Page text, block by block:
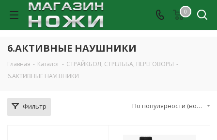
0
6.АКТИВНЫЕ НАУШНИКИ
Главная - Каталог - СТРАЙКБОЛ, СТРЕЛЬБА, ПЕРЕГОВОРЫ -
6.АКТИВНЫЕ НАУШНИКИ
Фильтр По популярности (возрастание)